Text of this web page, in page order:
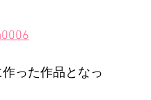
った作品となっ